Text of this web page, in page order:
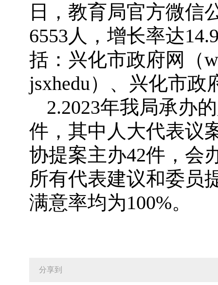
日，教育局官方微信
6553人，增长率达
括：兴化市政府网（
jsxhedu）、兴化市
2.2023年我局承办
件，其中人大代表议
协提案主办42件，会
所有代表建议和委员
满意率均为100%。
分享到